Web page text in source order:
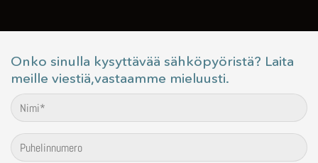
Onko sinulla kysyttävää sähköpyöristä? Laita
meille viestiä,vastaamme mieluusti.